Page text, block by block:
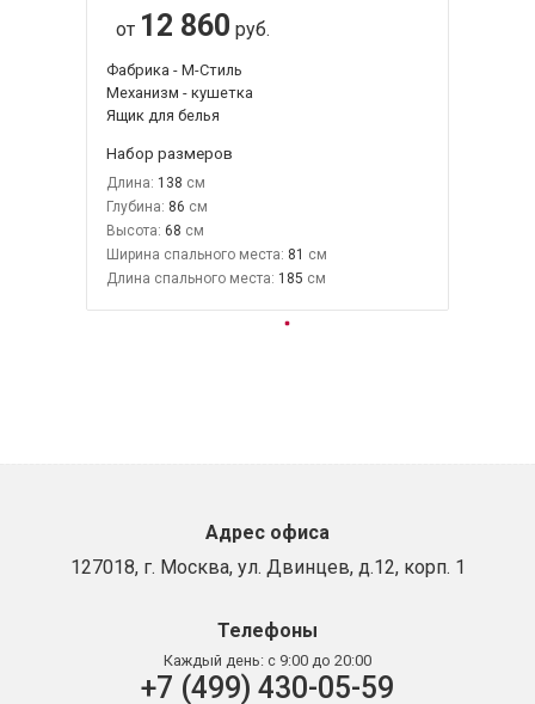
от 12 860 руб.
Фабрика - М-Стиль
Механизм - кушетка
Ящик для белья
Набор размеров
Длина: 138
Глубина: 86
Высота: 68
Ширина спального места: 81
Длина спального места: 185
Адрес офиса
127018, г. Москва, ул. Двинцев, д.12, корп. 1
Телефоны
Каждый день: с 9:00 до 20:00
+7 (499) 430-05-59